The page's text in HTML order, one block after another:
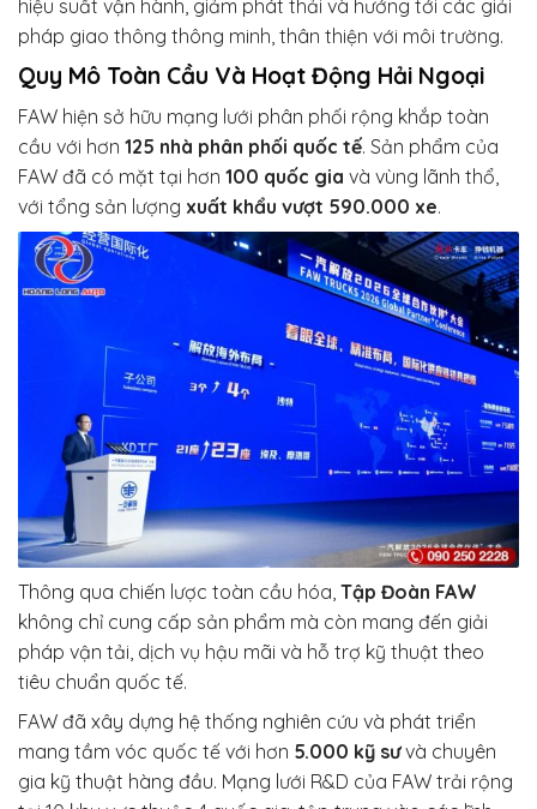
hiệu suất vận hành, giảm phát thải và hướng tới các giải
pháp giao thông thông minh, thân thiện với môi trường.
Quy Mô Toàn Cầu Và Hoạt Động Hải Ngoại
FAW hiện sở hữu mạng lưới phân phối rộng khắp toàn
cầu với hơn 125 nhà phân phối quốc tế. Sản phẩm của
FAW đã có mặt tại hơn 100 quốc gia và vùng lãnh thổ,
với tổng sản lượng xuất khẩu vượt 590.000 xe.
Thông qua chiến lược toàn cầu hóa, Tập Đoàn FAW
không chỉ cung cấp sản phẩm mà còn mang đến giải
pháp vận tải, dịch vụ hậu mãi và hỗ trợ kỹ thuật theo
tiêu chuẩn quốc tế.
FAW đã xây dựng hệ thống nghiên cứu và phát triển
mang tầm vóc quốc tế với hơn 5.000 kỹ sưvà chuyên
gia kỹ thuật hàng đầu. Mạng lưới R&D của FAW trải rộng